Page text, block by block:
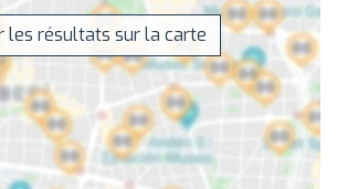
les résultats sur la carte